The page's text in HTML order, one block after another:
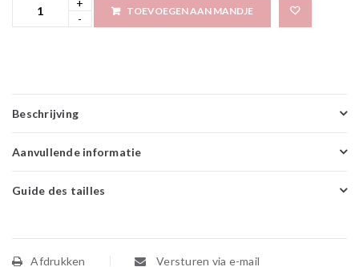
TOEVOEGEN AAN MANDJE
Beschrijving
Aanvullende informatie
Guide des tailles
Afdrukken Versturen via e-mail